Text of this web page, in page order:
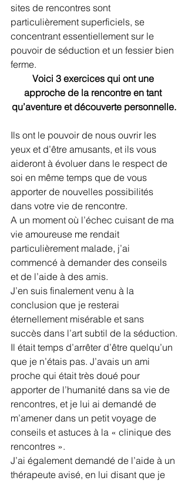
sites de rencontres sont
particulièrement superficiels, se
concentrant essentiellement sur le
pouvoir de séduction et un fessier bien
ferme.
Voici 3 exercices qui ont une
approche de la rencontre en tant
qu’aventure et découverte personnelle.
Ils ont le pouvoir de nous ouvrir les
yeux et d’être amusants, et ils vous
aideront à évoluer dans le respect de
soi en même temps que de vous
apporter de nouvelles possibilités
dans votre vie de rencontre.
A un moment où l’échec cuisant de ma
vie amoureuse me rendait
particulièrement malade, j’ai
commencé à demander des conseils
et de l’aide à des amis.
J’en suis finalement venu à la
conclusion que je resterai
éternellement misérable et sans
succès dans l’art subtil de la séduction.
Il était temps d’arrêter d’être quelqu’un
que je n’étais pas. J’avais un ami
proche qui était très doué pour
apporter de l’humanité dans sa vie de
rencontres, et je lui ai demandé de
m’amener dans un petit voyage de
conseils et astuces à la « clinique des
rencontres ».
J’ai également demandé de l’aide à un
thérapeute avisé, en lui disant que je